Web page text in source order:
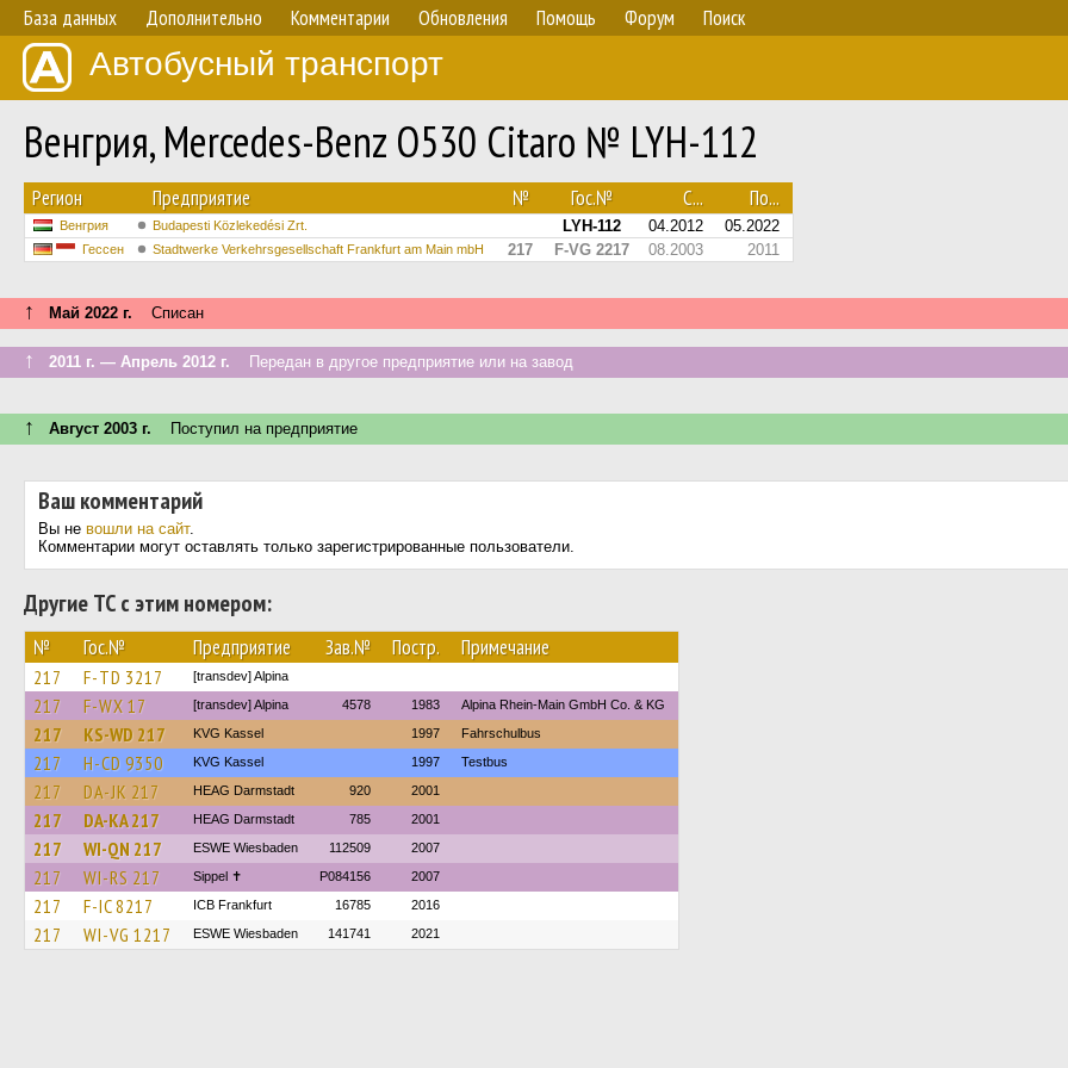
База данных Дополнительно Комментарии Обновления Помощь Форум Поиск
Автобусный транспорт
Венгрия, Mercedes-Benz O530 Citaro № LYH-112
Регион Предприятие № Гос.№ С... По...
Венгрия Budapesti Közlekedési Zrt. LYH-112 04.2012 05.2022
Гессен Stadtwerke Verkehrsgesellschaft Frankfurt am Main mbH 217 F-VG 2217 08.2003 2011
↑ Май 2022 г. Списан
↑ 2011 г. — Апрель 2012 г. Передан в другое предприятие или на завод
↑ Август 2003 г. Поступил на предприятие
Ваш комментарий
Вы не вошли на сайт.
Комментарии могут оставлять только зарегистрированные пользователи.
Другие ТС с этим номером:
№ Гос.№ Предприятие Зав.№ Постр. Примечание
217 F-TD 3217 [transdev] Alpina
217 F-WX 17 [transdev] Alpina 4578 1983 Alpina Rhein-Main GmbH Co. & KG
217 KS-WD 217 KVG Kassel 1997 Fahrschulbus
217 H-CD 9350 KVG Kassel 1997 Testbus
217 DA-JK 217 HEAG Darmstadt 920 2001
217 DA-KA 217 HEAG Darmstadt 785 2001
217 WI-QN 217 ESWE Wiesbaden 112509 2007
217 WI-RS 217 Sippel ✝︎ P084156 2007
217 F-IC 8217 ICB Frankfurt 16785 2016
217 WI-VG 1217 ESWE Wiesbaden 141741 2021